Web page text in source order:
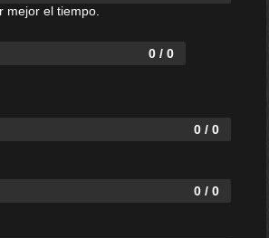
mejor el tiempo.
0 / 0
0 / 0
0 / 0